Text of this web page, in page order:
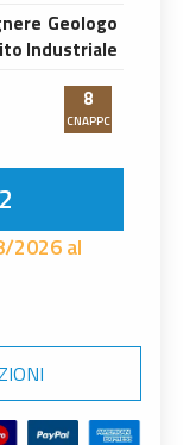
Geologo
Industriale
8
CNAPPC
Strategica
2026 al